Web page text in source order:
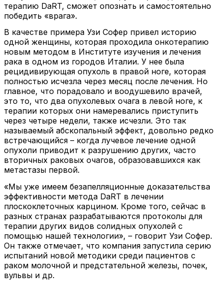
терапию DaRT, сможет опознать и самостоятельно
победить «врага».
В качестве примера Узи Софер привел историю
одной женщины, которая проходила онкотерапию
новым методом в Институте изучения и лечения
рака в одном из городов Италии. У нее была
рецидивирующая опухоль в правой ноге, которая
полностью исчезла через месяц после лечения. Но
главное, что порадовало и воодушевило врачей,
это то, что два опухолевых очага в левой ноге, к
терапии которых они намеревались приступить
через четыре недели, также исчезли. Это так
называемый абскопальный эффект, довольно редко
встречающийся – когда лучевое лечение одной
опухоли приводит к разрушению других, часто
вторичных раковых очагов, образовавшихся как
метастазы первой.
«Мы уже имеем безапелляционные доказательства
эффективности метода DaRT в лечении
плоскоклеточных карцином. Кроме того, сейчас в
разных странах разрабатываются протоколы для
терапии других видов солидных опухолей с
помощью нашей технологии», – говорит Узи Софер.
Он также отмечает, что компания запустила серию
испытаний новой методики среди пациентов с
раком молочной и предстательной железы, почек,
вульвы и др.